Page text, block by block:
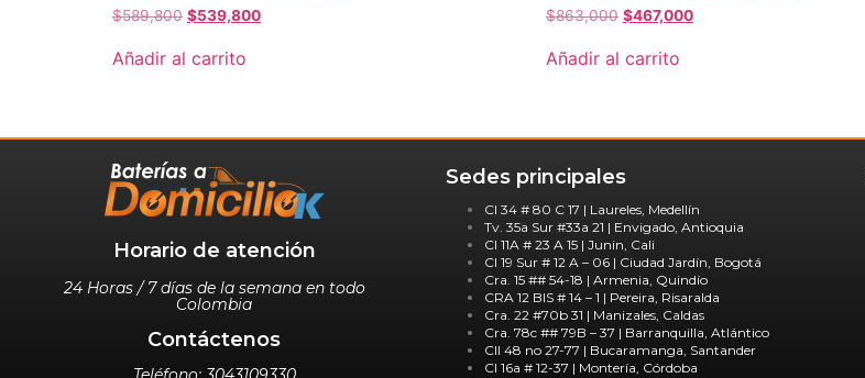
$589,800 $539,800
Añadir al carrito
$863,000 $467,000
Añadir al carrito
Horario de atención
24 Horas / 7 días de la semana en todo
Colombia
Contáctenos
Sedes principales
Cl 34 # 80 C 17 | Laureles, Medellín
Tv. 35a Sur #33a 21 | Envigado, Antioquia
Cl 11A # 23 A 15 | Junin, Cali
Cl 19 Sur # 12 A – 06 | Ciudad Jardín, Bogotá
Cra. 15 ## 54-18 | Armenia, Quindío
CRA 12 BIS # 14 – 1 | Pereira, Risaralda
Cra. 22 #70b 31 | Manizales, Caldas
Cra. 78c ## 79B – 37 | Barranquilla, Atlántico
Cll 48 no 27-77 | Bucaramanga, Santander
Cl 16a # 12-37 | Montería, Córdoba